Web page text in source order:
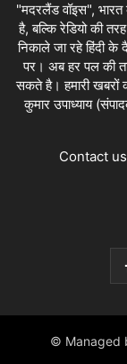
"मदरलैंड वॉइस",
है, बल्कि रेडियो की
निकाले जा रहे हिंदी
पर। अब हर पल की
सकते है। हमारी
कुमार उपाध्याय
Contact
© Managed